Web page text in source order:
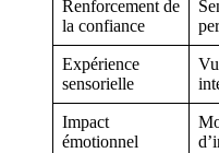
Renforcement de
la confiance
Expérience
sensorielle
Impact
émotionnel